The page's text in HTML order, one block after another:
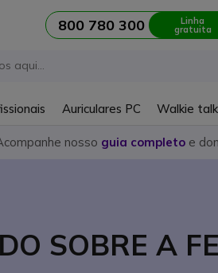
800 780 300 Linha
gratuita
Auriculares PC Walkie
nosso guia completo e
SOBRE A